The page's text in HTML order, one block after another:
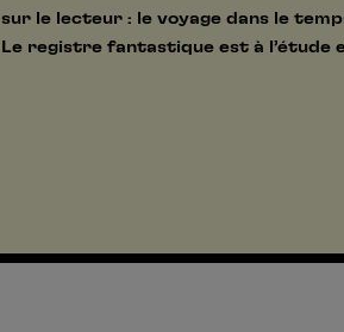
sur le lecteur : le voyage dans le
Le registre fantastique est à l’étude